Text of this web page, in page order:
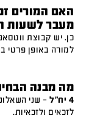
האם המורים
מעבר לשעות
כן. יש קבוצת
למורה באופן פרטי
מה מבנה
4 יח"ל – שני
לזכאים ולזכאיות.